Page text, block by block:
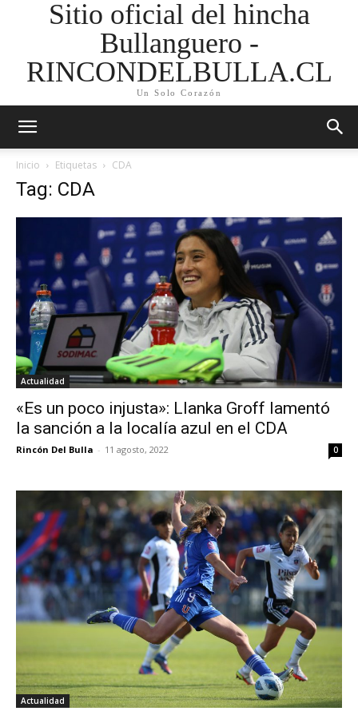
Sitio oficial del hincha
Bullanguero -
RINCONDELBULLA.CL
Un Solo Corazón
Inicio Etiquetas CDA
Tag: CDA
Actualidad
«Es un poco injusta»: Llanka Groff lamentó
la sanción a la localía azul en el CDA
Rincón Del Bulla - 11 agosto, 2022 0
Actualidad